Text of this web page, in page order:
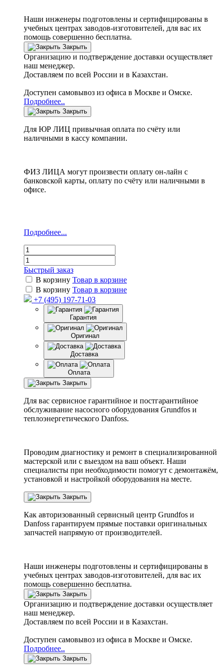
Наши инженеры подготовлены и сертифицированы в
учебных центрах заводов-изготовителей, для вас их
помощь совершенно бесплатна.
Закрыть
Организацию и подтверждение доставки осуществляет
наш менеджер.
Доставляем по всей России и в Казахстан.
Доступен самовывоз из офиса в Москве и Омске.
Подробнее..
Закрыть
Для ЮР ЛИЦ привычная оплата по счёту или
наличными в кассу компании.
ФИЗ ЛИЦА могут произвести оплату он-лайн с
банковской карты, оплату по счёту или наличными в
офисе.
Подробнее...
Быстрый заказ
В корзину Товар в корзине
В корзину Товар в корзине
+7 (495) 197-71-03
Гарантия
Оригинал
Доставка
Оплата
Закрыть
Для вас сервисное гарантийное и постгарантийное
обслуживание насосного оборудования Grundfos и
теплоэнергетического Danfoss.
Проводим диагностику и ремонт в специализированной
мастерской или с выездом на ваш объект. Наши
специалисты при необходимости помогут с демонтажём,
установкой и настройкой оборудования на месте.
Закрыть
Как авторизованный сервисный центр Grundfos и
Danfoss гарантируем прямые поставки оригинальных
запчастей напрямую от производителей.
Наши инженеры подготовлены и сертифицированы в
учебных центрах заводов-изготовителей, для вас их
помощь совершенно бесплатна.
Закрыть
Организацию и подтверждение доставки осуществляет
наш менеджер.
Доставляем по всей России и в Казахстан.
Доступен самовывоз из офиса в Москве и Омске.
Подробнее..
Закрыть